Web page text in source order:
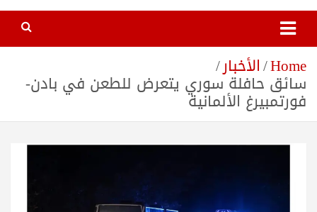
Home الأخبار
سائق حافلة سوري يتعرض للطعن في بادن-
فورتمبيرغ الألمانية